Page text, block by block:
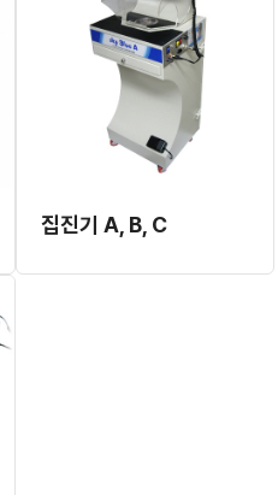
집진기 A, B, C